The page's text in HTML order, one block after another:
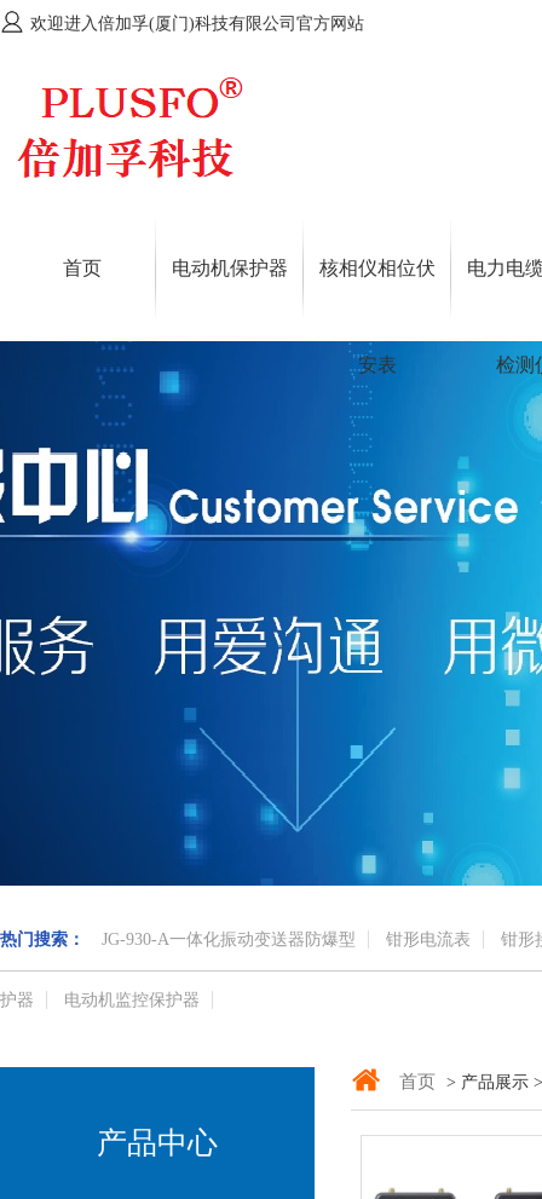
欢迎进入倍加孚(厦门)科技有限公司官方网站
首页 电动机保护器 核相仪相位伏
安表
电力电
检测
热门搜索： JG-930-A一体化振动变送器防爆型 钳形电流表 钳形
护器 电动机监控保护器
产品中心
首页 > 产品展示